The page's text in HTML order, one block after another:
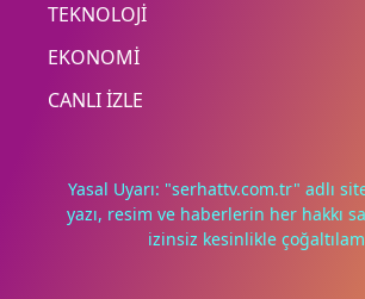
TEKNOLOJİ
EKONOMİ
CANLI İZLE
Yasal Uyarı: "serhattv.com.tr" adlı
yazı, resim ve haberlerin her hakkı
izinsiz kesinlikle